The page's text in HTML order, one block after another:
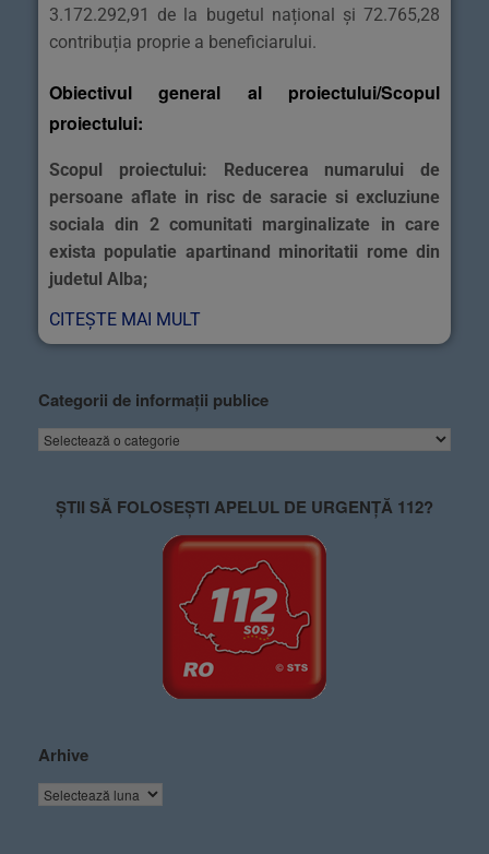
3.172.292,91 de la bugetul național și 72.765,28
contribuția proprie a beneficiarului.
Obiectivul general al proiectului/Scopul
proiectului:
Scopul proiectului: Reducerea numarului de
persoane aflate in risc de saracie si excluziune
sociala din 2 comunitati marginalizate in care
exista populatie apartinand minoritatii rome din
judetul Alba;
CITEȘTE MAI MULT
Categorii de informații publice
ȘTII SĂ FOLOSEȘTI APELUL DE URGENȚĂ 112?
Arhive